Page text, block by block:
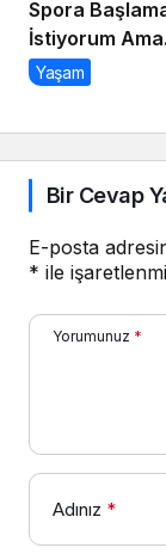
Spora
İstiyorum Ama
Nereden
Yaşam
Bir Cevap
E-posta
* ile
Yorumunuz *
Adınız *